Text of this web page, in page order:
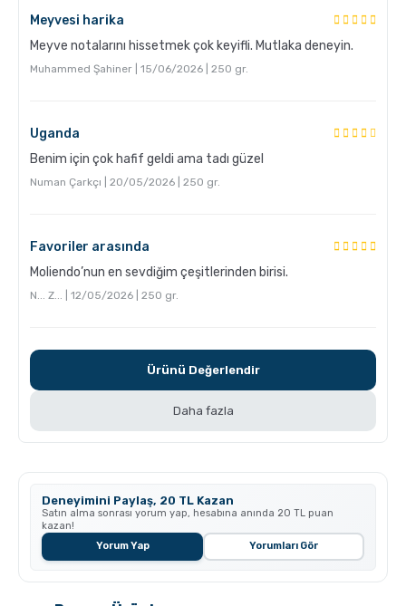
Grosche Milano Çelik Moka Pot
Grosche Bremen Seramik Kahve Öğütücü
Meyvesi harika
Meyve notalarını hissetmek çok keyifli. Mutlaka deneyin.
Muhammed Şahiner | 15/06/2026 | 250 gr.
Uganda
Benim için çok hafif geldi ama tadı güzel
Numan Çarkçı | 20/05/2026 | 250 gr.
Favoriler arasında
Moliendo’nun en sevdiğim çeşitlerinden birisi.
N... Z... | 12/05/2026 | 250 gr.
Ürünü Değerlendir
Daha fazla
Deneyimini Paylaş, 20 TL Kazan
Satın alma sonrası yorum yap, hesabına anında 20 TL puan
kazan!
Yorum Yap
Yorumları Gör